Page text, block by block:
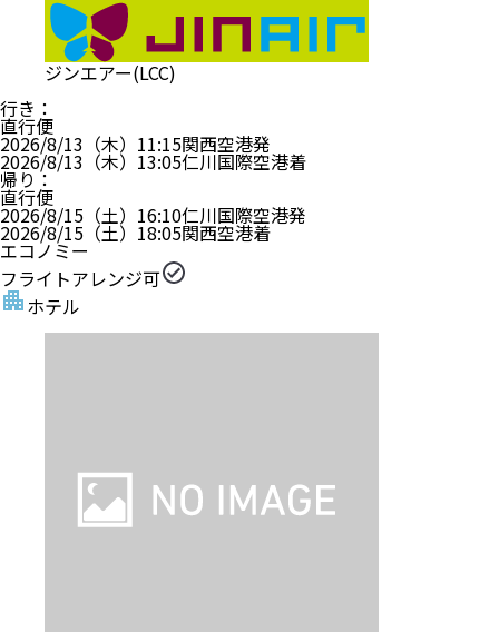
ジンエアー(LCC)
行き ：
直行便
2026/8/13（木） 11:15関西空港発
2026/8/13（木） 13:05仁川国際空港着
帰り ：
直行便
2026/8/15（土） 16:10仁川国際空港発
2026/8/15（土） 18:05関西空港着
エコノミー
フライトアレンジ可
ホテル